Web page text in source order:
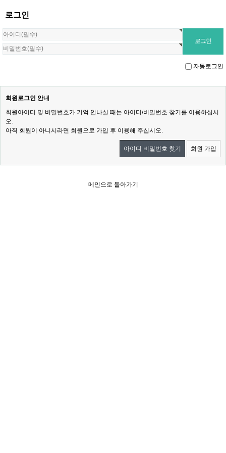
로그인
자동로그인
회원로그인 안내
회원아이디 및 비밀번호가 기억 안나실 때는 아이디/비밀번호 찾기를 이용하십시
오.
아직 회원이 아니시라면 회원으로 가입 후 이용해 주십시오.
아이디 비밀번호 찾기 회원 가입
메인으로 돌아가기